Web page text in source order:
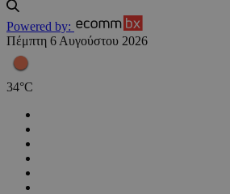
Powered by:
Πέμπτη 6 Αυγούστου 2026
34°C